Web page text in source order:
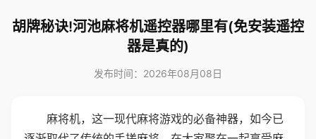
胡牌秘诀!河池麻将机遥控器哪里有(免安装遥控
器是真的)
发布时间：2026年08月08日
麻将机，这一现代麻将游戏的必备神器，如今已